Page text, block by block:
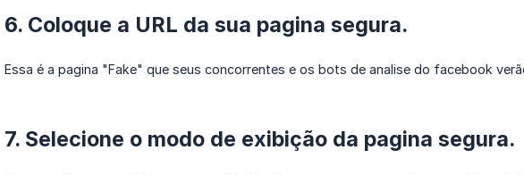
6. Coloque a URL da sua pagina segura.
Essa é a pagina "Fake" que seus concorrentes e os bots de analise do facebook
7. Selecione o modo de exibição da pagina segura.